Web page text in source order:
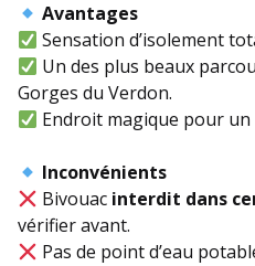
Avantages
Sensation d’isolement
Un des plus beaux
Gorges du Verdon.
Endroit magique pour
Inconvénients
Bivouac interdit dans
vérifier avant.
Pas de point d’eau